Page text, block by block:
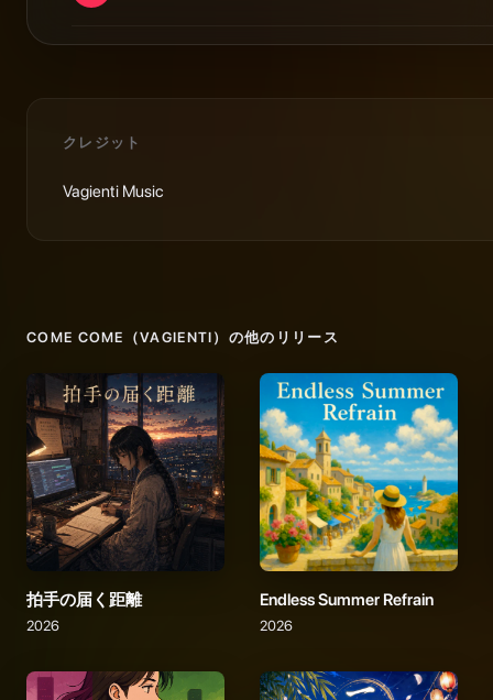
クレジット
Vagienti Music
COME COME（VAGIENTI） の他のリリース
拍手の届く距離
2026
Endless Summer Refrain
2026